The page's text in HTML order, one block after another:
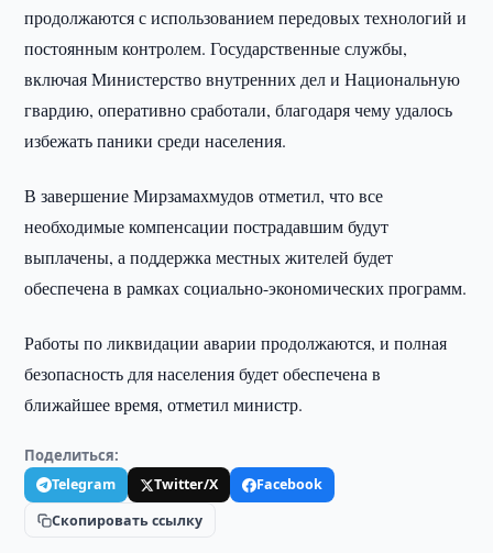
продолжаются с использованием передовых технологий и
постоянным контролем. Государственные службы,
включая Министерство внутренних дел и Национальную
гвардию, оперативно сработали, благодаря чему удалось
избежать паники среди населения.
В завершение Мирзамахмудов отметил, что все
необходимые компенсации пострадавшим будут
выплачены, а поддержка местных жителей будет
обеспечена в рамках социально-экономических программ.
Работы по ликвидации аварии продолжаются, и полная
безопасность для населения будет обеспечена в
ближайшее время, отметил министр.
Поделиться:
Telegram Twitter/X
Facebook
Скопировать ссылку